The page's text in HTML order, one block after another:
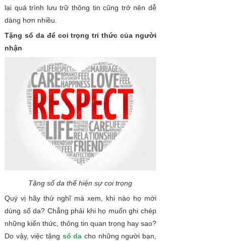
lại quá trình lưu trữ thông tin cũng trở nên dễ
dàng hơn nhiều.
Tặng sổ da để coi trọng tri thức của người
nhận
Tặng sổ da thể hiện sự coi trọng
Quý vị hãy thử nghĩ mà xem, khi nào họ mới
dùng sổ da? Chẳng phải khi họ muốn ghi chép
những kiến thức, thông tin quan trọng hay sao?
Do vậy, việc tặng sổ da cho những người bạn,